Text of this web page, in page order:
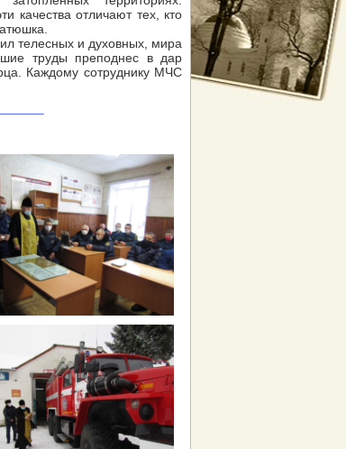
качества отличают тех, кто
телесных и духовных, мира
труды преподнес в дар
Каждому сотруднику МЧС